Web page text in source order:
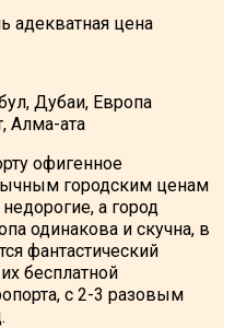
адекватная цена
Дубаи, Европа
Алма-ата
офигенное
городским ценам
а город
одинакова и скучна, в
фантастический
бесплатной
с 2-3 разовым